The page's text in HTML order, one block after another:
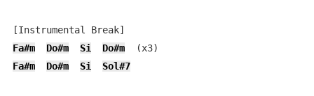
Fa#m
Do#m Si Do#m
Fa#m
Do#m Si Sol#7